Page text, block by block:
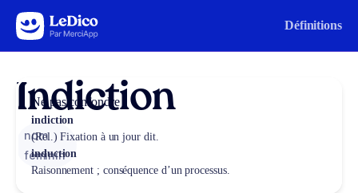
Aller au contenu Définitions
Indiction
nom
féminin
Ne pas confondre
indiction
(Rel.) Fixation à un jour dit.
induction
Raisonnement ; conséquence d’un processus.